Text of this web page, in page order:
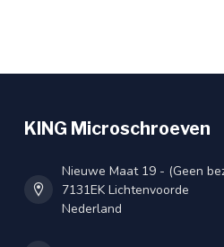
KING Microschroeven
Nieuwe Maat 19 - (Geen
7131EK Lichtenvoorde
Nederland